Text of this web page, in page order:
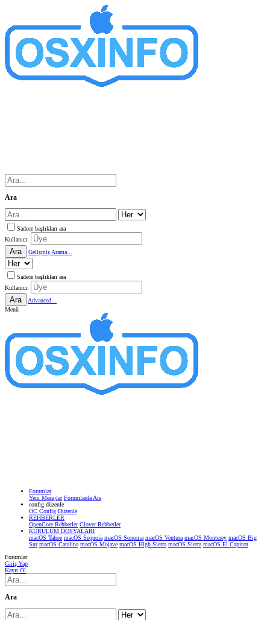
Ara
Sadece başlıkları ara
Kullanıcı:
Ara Gelişmiş Arama...
Sadece başlıkları ara
Kullanıcı:
Ara
Advanced...
Menü
Forumlar
Yeni Mesajlar Forumlarda Ara
confıg düzenle
OC Config Düzenle
REHBERLER
OpenCore Rehberler Clover Rehberler
KURULUM DOSYALARI
macOS Tahoe macOS Sequoia macOS Sonoma macOS Ventura macOS Monterey macOS Big
Sur macOS Catalina macOS Mojave macOS High Sierra macOS Sierra macOS El Capitan
Forumlar
Giriş Yap
Kayıt Ol
Ara